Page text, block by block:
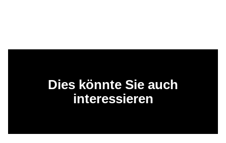
Dies könnte Sie auch
interessieren